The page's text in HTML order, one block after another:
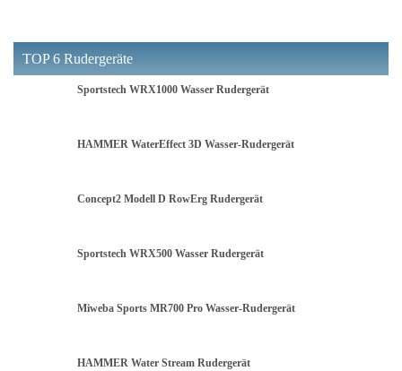
TOP 6 Rudergeräte
Sportstech WRX1000 Wasser Rudergerät
HAMMER WaterEffect 3D Wasser-Rudergerät
Concept2 Modell D RowErg Rudergerät
Sportstech WRX500 Wasser Rudergerät
Miweba Sports MR700 Pro Wasser-Rudergerät
HAMMER Water Stream Rudergerät